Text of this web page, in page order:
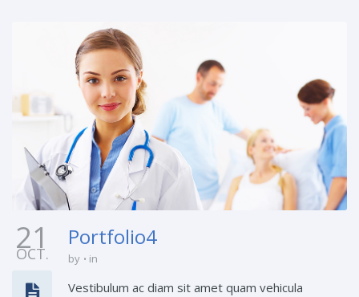
21
OCT.
Portfolio4
by in
Vestibulum ac diam sit amet quam vehicula